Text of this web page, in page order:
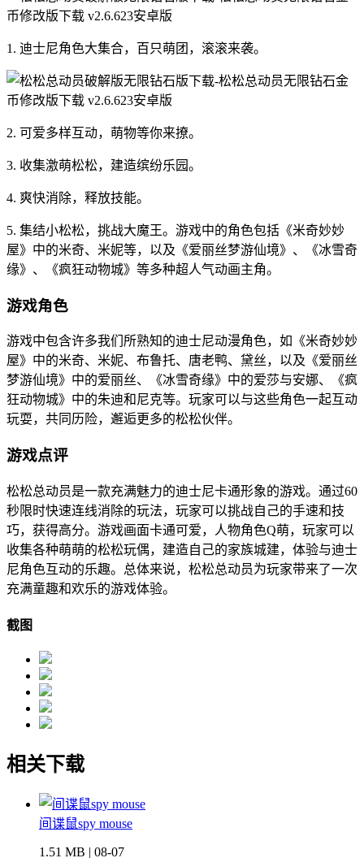
1. 迪士尼角色大集合，百只萌团，滚滚来袭。
2. 可爱多样互动，萌物等你来撩。
3. 收集激萌松松，建造缤纷乐园。
4. 爽快消除，释放技能。
5. 集结小松松，挑战大魔王。游戏中的角色包括《米奇妙妙
屋》中的米奇、米妮等，以及《爱丽丝梦游仙境》、《冰雪奇
缘》、《疯狂动物城》等多种超人气动画主角。
游戏角色
游戏中包含许多我们所熟知的迪士尼动漫角色，如《米奇妙妙
屋》中的米奇、米妮、布鲁托、唐老鸭、黛丝，以及《爱丽丝
梦游仙境》中的爱丽丝、《冰雪奇缘》中的爱莎与安娜、《疯
狂动物城》中的朱迪和尼克等。玩家可以与这些角色一起互动
玩耍，共同历险，邂逅更多的松松伙伴。
游戏点评
松松总动员是一款充满魅力的迪士尼卡通形象的游戏。通过60
秒限时快速连线消除的玩法，玩家可以挑战自己的手速和技
巧，获得高分。游戏画面卡通可爱，人物角色Q萌，玩家可以
收集各种萌萌的松松玩偶，建造自己的家族城建，体验与迪士
尼角色互动的乐趣。总体来说，松松总动员为玩家带来了一次
充满童趣和欢乐的游戏体验。
截图
相关下载
间谍鼠spy mouse
1.51 MB | 08-07